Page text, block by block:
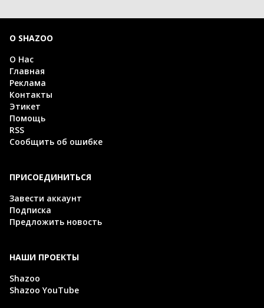
О SHAZOO
О Нас
Главная
Реклама
Контакты
Этикет
Помощь
RSS
Сообщить об ошибке
ПРИСОЕДИНИТЬСЯ
Завести аккаунт
Подписка
Предложить новость
НАШИ ПРОЕКТЫ
Shazoo
Shazoo YouTube